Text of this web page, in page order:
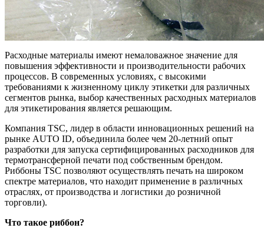
Расходные материалы имеют немаловажное значение для
повышения эффективности и производительности рабочих
процессов. В современных условиях, с высокими
требованиями к жизненному циклу этикетки для различных
сегментов рынка, выбор качественных расходных материалов
для этикетирования является решающим.
Компания TSC, лидер в области инновационных решений на
рынке AUTO ID, объединила более чем 20-летний опыт
разработки для запуска сертифицированных расходников для
термотрансферной печати под собственным брендом.
Риббоны TSC позволяют осуществлять печать на широком
спектре материалов, что находит применение в различных
отраслях, от производства и логистики до розничной
торговли).
Что такое риббон?